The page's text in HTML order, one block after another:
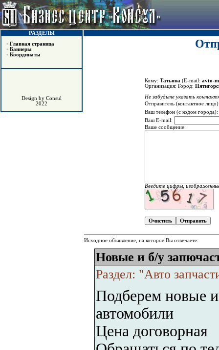
РАЗДЕЛЫ
• Главная страница
• Баннеры
• Координаты
Design by Consul
2022
Кому: Татьяна (E-mail: avto-
Организация: Город:
Не забудьте указать
Отправитель (контактное
Ваш телефон (с кодом города):
Ваш E-mail:
Ваше сообщение:
Введите цифры,
Исходное объявление, на которое Вы отвечаете:
Новые и б/у
Раздел: "Авто
Подберем новые
автомобили
Цена договорная